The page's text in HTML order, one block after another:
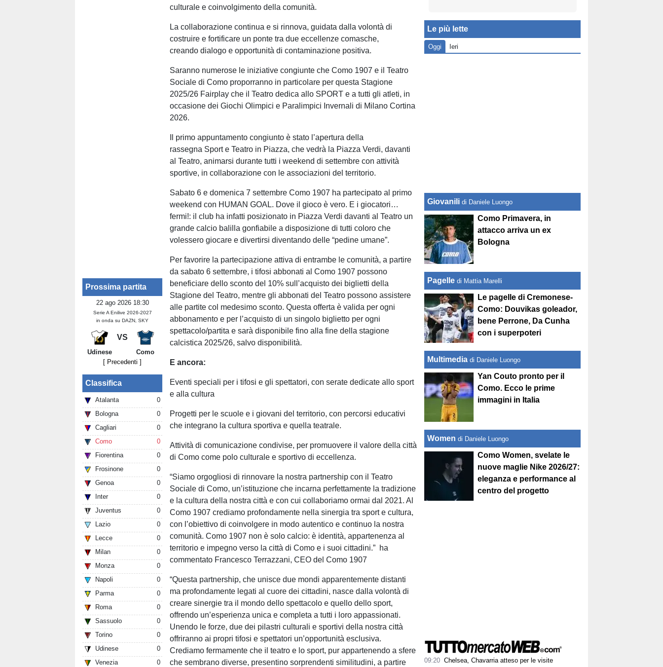
Prossima partita
22 ago 2026 18:30
Serie A Enilive 2026-2027
in onda su DAZN, SKY
VS
Udinese
Como
[ Precedenti ]
Classifica
Atalanta
0
Bologna
0
Cagliari
0
Como
0
Fiorentina
0
Frosinone
0
Genoa
0
Inter
0
Juventus
0
Lazio
0
Lecce
0
Milan
0
Monza
0
Napoli
0
Parma
0
Roma
0
Sassuolo
0
Torino
0
Udinese
0
Venezia
0
culturale e coinvolgimento della comunità.
La collaborazione continua e si rinnova, guidata dalla volontà di
costruire e fortificare un ponte tra due eccellenze comasche,
creando dialogo e opportunità di contaminazione positiva.
Saranno numerose le iniziative congiunte che Como 1907 e il Teatro
Sociale di Como proporranno in particolare per questa Stagione
2025/26 Fairplay che il Teatro dedica allo SPORT e a tutti gli atleti, in
occasione dei Giochi Olimpici e Paralimpici Invernali di Milano Cortina
2026.
Il primo appuntamento congiunto è stato l’apertura della
rassegna Sport e Teatro in Piazza, che vedrà la Piazza Verdi, davanti
al Teatro, animarsi durante tutti i weekend di settembre con attività
sportive, in collaborazione con le associazioni del territorio.
Sabato 6 e domenica 7 settembre Como 1907 ha partecipato al primo
weekend con HUMAN GOAL. Dove il gioco è vero. E i giocatori…
fermi!: il club ha infatti posizionato in Piazza Verdi davanti al Teatro un
grande calcio balilla gonfiabile a disposizione di tutti coloro che
volessero giocare e divertirsi diventando delle “pedine umane”.
Per favorire la partecipazione attiva di entrambe le comunità, a partire
da sabato 6 settembre, i tifosi abbonati al Como 1907 possono
beneficiare dello sconto del 10% sull’acquisto dei biglietti della
Stagione del Teatro, mentre gli abbonati del Teatro possono assistere
alle partite col medesimo sconto. Questa offerta è valida per ogni
abbonamento e per l’acquisto di un singolo biglietto per ogni
spettacolo/partita e sarà disponibile fino alla fine della stagione
calcistica 2025/26, salvo disponibilità.
E ancora:
Eventi speciali per i tifosi e gli spettatori, con serate dedicate allo sport
e alla cultura
Progetti per le scuole e i giovani del territorio, con percorsi educativi
che integrano la cultura sportiva e quella teatrale.
Attività di comunicazione condivise, per promuovere il valore della città
di Como come polo culturale e sportivo di eccellenza.
“Siamo orgogliosi di rinnovare la nostra partnership con il Teatro
Sociale di Como, un’istituzione che incarna perfettamente la tradizione
e la cultura della nostra città e con cui collaboriamo ormai dal 2021. Al
Como 1907 crediamo profondamente nella sinergia tra sport e cultura,
con l’obiettivo di coinvolgere in modo autentico e continuo la nostra
comunità. Como 1907 non è solo calcio: è identità, appartenenza al
territorio e impegno verso la città di Como e i suoi cittadini.” ha
commentato Francesco Terrazzani, CEO del Como 1907
“Questa partnership, che unisce due mondi apparentemente distanti
ma profondamente legati al cuore dei cittadini, nasce dalla volontà di
creare sinergie tra il mondo dello spettacolo e quello dello sport,
offrendo un’esperienza unica e completa a tutti i loro appassionati.
Unendo le forze, due dei pilastri culturali e sportivi della nostra città
offriranno ai propri tifosi e spettatori un’opportunità esclusiva.
Crediamo fermamente che il teatro e lo sport, pur appartenendo a sfere
che sembrano diverse, presentino sorprendenti similitudini, a partire
Le più lette
Oggi Ieri
Giovanili di Daniele Luongo
Como Primavera, in
attacco arriva un ex
Bologna
Pagelle di Mattia Marelli
Le pagelle di Cremonese-
Como: Douvikas goleador,
bene Perrone, Da Cunha
con i superpoteri
Multimedia di Daniele Luongo
Yan Couto pronto per il
Como. Ecco le prime
immagini in Italia
Women di Daniele Luongo
Como Women, svelate le
nuove maglie Nike 2026/27:
eleganza e performance al
centro del progetto
09:20 Chelsea, Chavarria atteso per le visite